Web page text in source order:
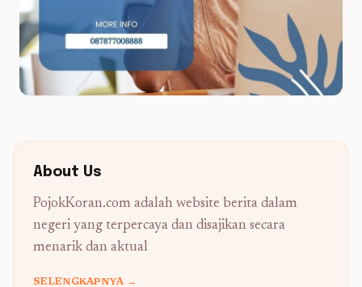
About Us
PojokKoran.com adalah website berita dalam
negeri yang terpercaya dan disajikan secara
menarik dan aktual
SELENGKAPNYA →